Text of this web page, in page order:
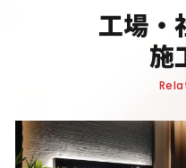
け、当社が建設面か
りの喜びです。
外装・内装を問わず
サポートを提供いたし
どのようなご要望に
工場・
施